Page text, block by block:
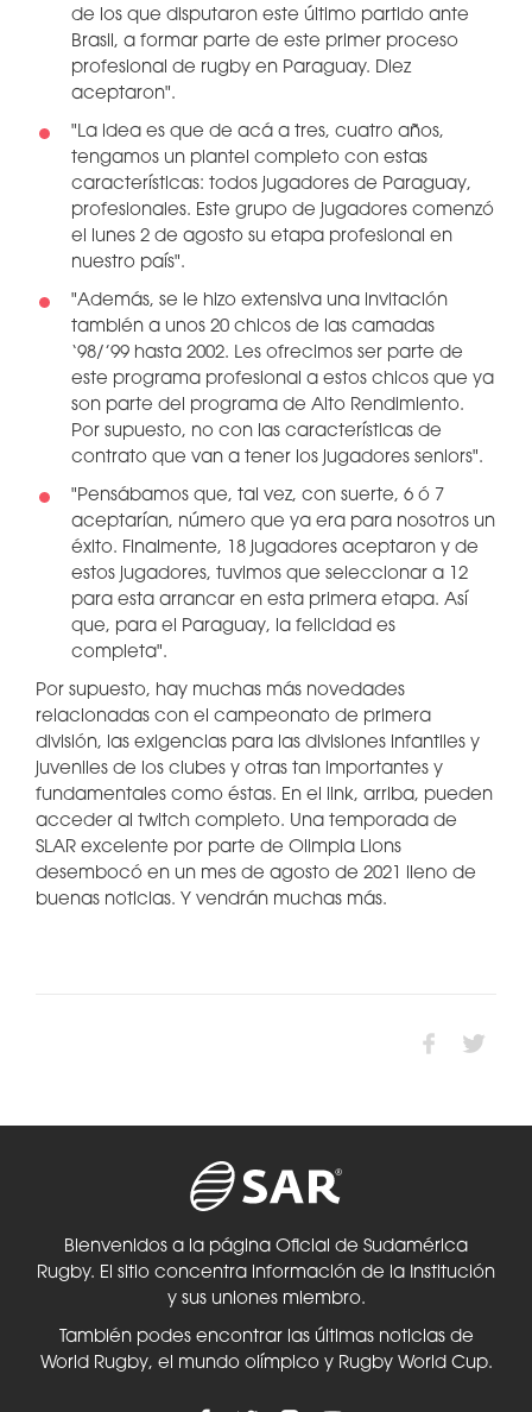
de los que disputaron este último partido ante
Brasil, a formar parte de este primer proceso
profesional de rugby en Paraguay. Diez
aceptaron".
"La idea es que de acá a tres, cuatro años,
tengamos un plantel completo con estas
características: todos jugadores de Paraguay,
profesionales. Este grupo de jugadores comenzó
el lunes 2 de agosto su etapa profesional en
nuestro país".
"Además, se le hizo extensiva una invitación
también a unos 20 chicos de las camadas
‘98/’99 hasta 2002. Les ofrecimos ser parte de
este programa profesional a estos chicos que ya
son parte del programa de Alto Rendimiento.
Por supuesto, no con las características de
contrato que van a tener los jugadores seniors".
"Pensábamos que, tal vez, con suerte, 6 ó 7
aceptarían, número que ya era para nosotros un
éxito. Finalmente, 18 jugadores aceptaron y de
estos jugadores, tuvimos que seleccionar a 12
para esta arrancar en esta primera etapa. Así
que, para el Paraguay, la felicidad es
completa".
Por supuesto, hay muchas más novedades
relacionadas con el campeonato de primera
división, las exigencias para las divisiones infantiles y
juveniles de los clubes y otras tan importantes y
fundamentales como éstas. En el link, arriba, pueden
acceder al twitch completo. Una temporada de
SLAR excelente por parte de Olimpia Lions
desembocó en un mes de agosto de 2021 lleno de
buenas noticias. Y vendrán muchas más.
Bienvenidos a la página Oficial de Sudamérica
Rugby. El sitio concentra información de la Institución
y sus uniones miembro.
También podes encontrar las últimas noticias de
World Rugby, el mundo olímpico y Rugby World Cup.